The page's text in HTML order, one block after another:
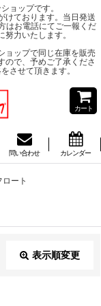
ョップです。
けております。当日発送
はお電話にてご一報くだ
力いたします。
ョップで同じ在庫を販売
ので、予めご了承くださ
させて頂きます。
カート
問い合わせ カレンダー
ート
表示順変更